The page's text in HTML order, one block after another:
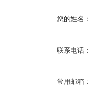
您的姓名：
联系电话：
常用邮箱：